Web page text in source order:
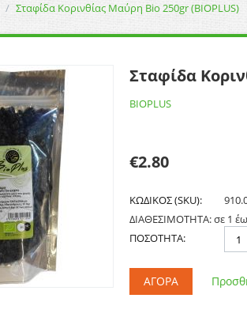
/ Σταφίδα Κορινθίας Μαύρη Bio 250gr (BIOPLUS)
Σταφίδα
BIOPLUS
€2.80
ΚΩΔΙΚΟΣ (SKU):
ΔΙΑΘΕΣΙΜΟΤΗΤΑ:σε 1
ΠΟΣΟΤΗΤΑ:
ΑΓΟΡΆ